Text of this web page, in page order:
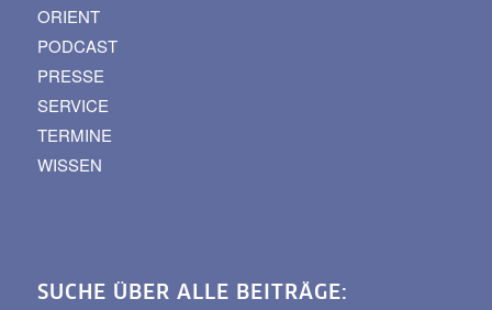
ORIENT
PODCAST
PRESSE
SERVICE
TERMINE
WISSEN
SUCHE ÜBER ALLE BEITRÄGE: